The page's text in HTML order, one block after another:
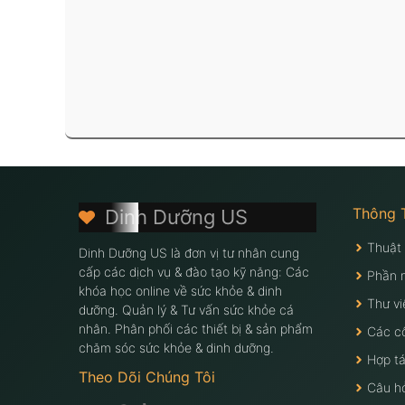
Dinh Dưỡng US
Dinh Dưỡng US là đơn vị tư nhân cung
cấp các dịch vụ & đào tạo kỹ năng: Các
khóa học online về sức khỏe & dinh
dưỡng. Quản lý & Tư vấn sức khỏe cá
nhân. Phân phối các thiết bị & sản phẩm
chăm sóc sức khỏe & dinh dưỡng.
Theo Dõi Chúng Tôi
Thông
Thuật
Phần
Thư
Các
Hợp
Câu